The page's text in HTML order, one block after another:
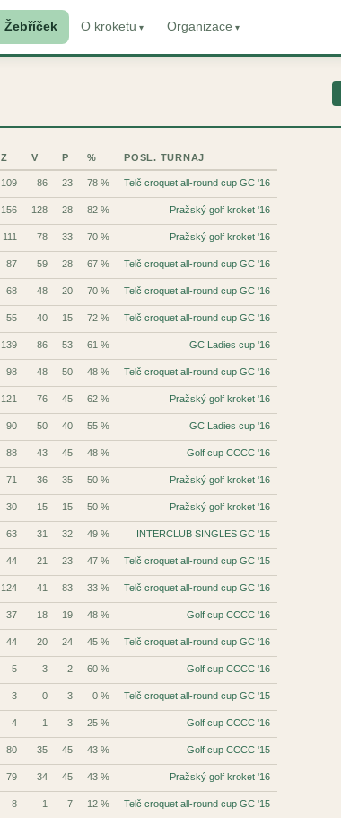
Žebříček O kroketu Organizace
Z V P % POSL. TURNAJ
109 86 23 78 % Telč croquet all-round cup GC '16
156 128 28 82 % Pražský golf kroket '16
111 78 33 70 % Pražský golf kroket '16
87 59 28 67 % Telč croquet all-round cup GC '16
68 48 20 70 % Telč croquet all-round cup GC '16
55 40 15 72 % Telč croquet all-round cup GC '16
139 86 53 61 % GC Ladies cup '16
98 48 50 48 % Telč croquet all-round cup GC '16
121 76 45 62 % Pražský golf kroket '16
90 50 40 55 % GC Ladies cup '16
88 43 45 48 % Golf cup CCCC '16
71 36 35 50 % Pražský golf kroket '16
30 15 15 50 % Pražský golf kroket '16
63 31 32 49 % INTERCLUB SINGLES GC '15
44 21 23 47 % Telč croquet all-round cup GC '15
124 41 83 33 % Telč croquet all-round cup GC '16
37 18 19 48 % Golf cup CCCC '16
44 20 24 45 % Telč croquet all-round cup GC '16
5 3 2 60 % Golf cup CCCC '16
3 0 3 0 % Telč croquet all-round cup GC '15
4 1 3 25 % Golf cup CCCC '16
80 35 45 43 % Golf cup CCCC '15
79 34 45 43 % Pražský golf kroket '16
8 1 7 12 % Telč croquet all-round cup GC '15